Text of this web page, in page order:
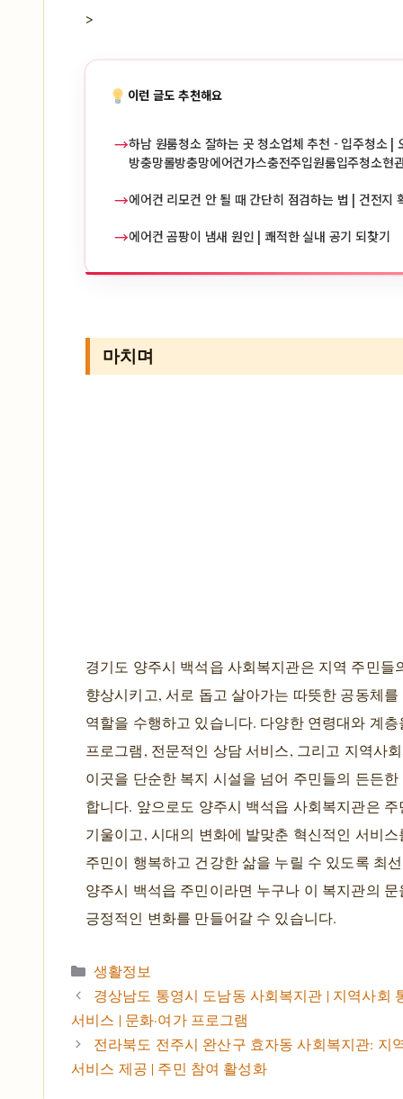
>
이런 글도 추천해요
→하남 원룸청소 잘하는 곳 청소업체 추천 - 입주청소 |
방충망롤방충망에어컨가스충전주입원룸입주청소현
→에어컨 리모컨 안 될 때 간단히 점검하는 법 | 건전지
→에어컨 곰팡이 냄새 원인 | 쾌적한 실내 공기 되찾기
마치며
경기도 양주시 백석읍 사회복지관은 지역 주민들
향상시키고, 서로 돕고 살아가는 따뜻한 공동체
역할을 수행하고 있습니다. 다양한 연령대와 계
프로그램, 전문적인 상담 서비스, 그리고 지역사
이곳을 단순한 복지 시설을 넘어 주민들의 든든
합니다. 앞으로도 양주시 백석읍 사회복지관은
기울이고, 시대의 변화에 발맞춘 혁신적인 서비
주민이 행복하고 건강한 삶을 누릴 수 있도록 최
양주시 백석읍 주민이라면 누구나 이 복지관의
긍정적인 변화를 만들어갈 수 있습니다.
카테고리
생활정보
경상남도 통영시 도남동 사회복지관 | 지역사회
서비스 | 문화·여가 프로그램
전라북도 전주시 완산구 효자동 사회복지관: 지
서비스 제공 | 주민 참여 활성화